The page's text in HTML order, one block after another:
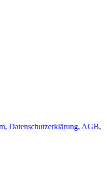
, Datenschutzerklärung, AGB,